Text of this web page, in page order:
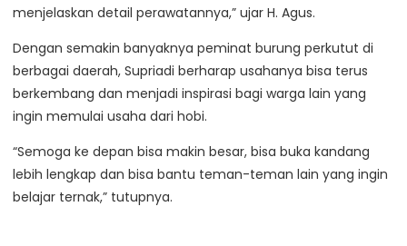
menjelaskan detail perawatannya,” ujar H. Agus.
Dengan semakin banyaknya peminat burung perkutut di
berbagai daerah, Supriadi berharap usahanya bisa terus
berkembang dan menjadi inspirasi bagi warga lain yang
ingin memulai usaha dari hobi.
“Semoga ke depan bisa makin besar, bisa buka kandang
lebih lengkap dan bisa bantu teman-teman lain yang ingin
belajar ternak,” tutupnya.